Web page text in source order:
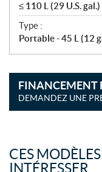
≤ 110 L (29 U.S. gal.)
Type :
Portable - 45 L (12
FINANCEMENT
DEMANDEZ UNE
CES
INTÉRESSER